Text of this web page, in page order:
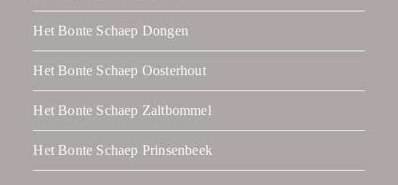
Het Bonte Schaep Dongen
Het Bonte Schaep Oosterhout
Het Bonte Schaep Zaltbommel
Het Bonte Schaep Prinsenbeek